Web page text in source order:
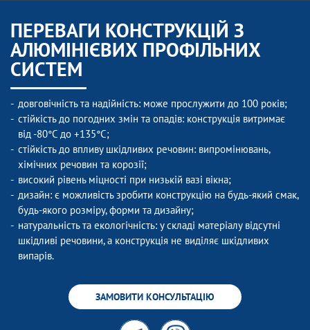
ПЕРЕВАГИ КОНСТРУКЦІЙ З
АЛЮМІНІЄВИХ ПРОФІЛЬНИХ
СИСТЕМ
довговічність та надійність: може прослужити до 100 років;
стійкість до погодних змін та опадів: конструкція витримає
від -80°C до +135°C;
стійкість до впливу шкідливих речовин: випромінювань,
хімічних речовин та корозії;
високий рівень міцності при низькій вазі вікна;
дизайн: є можливість зробити конструкцію на будь-який смак,
будь-якого розміру, форми та дизайну;
натуральність та екологічність: у складі матеріалу відсутні
шкідливі речовини, а конструкція не виділяє шкідливих
випарів.
ЗАМОВИТИ КОНСУЛЬТАЦІЮ